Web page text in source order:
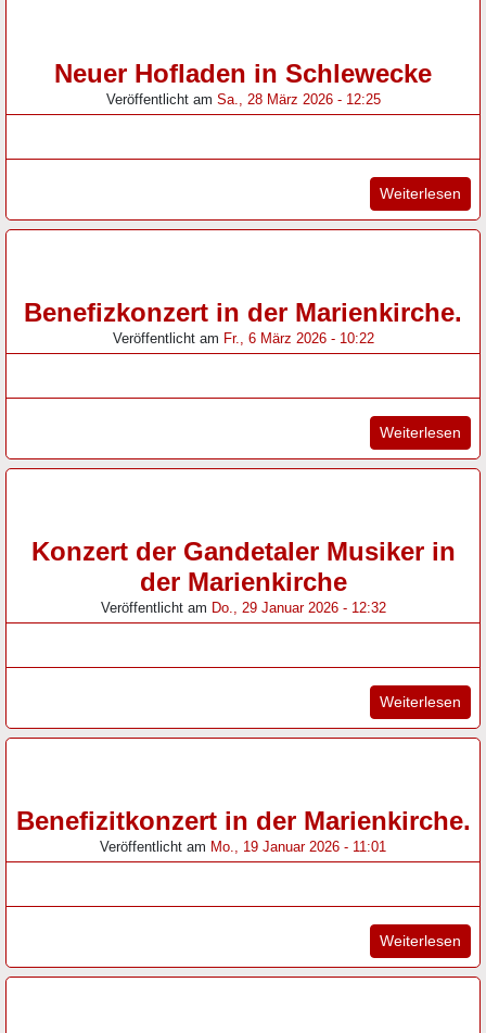
Neuer Hofladen in Schlewecke
Veröffentlicht am Sa., 28 März 2026 - 12:25
Weiterlesen
Benefizkonzert in der Marienkirche.
Veröffentlicht am Fr., 6 März 2026 - 10:22
Weiterlesen
Konzert der Gandetaler Musiker in
der Marienkirche
Veröffentlicht am Do., 29 Januar 2026 - 12:32
Weiterlesen
Benefizitkonzert in der Marienkirche.
Veröffentlicht am Mo., 19 Januar 2026 - 11:01
Weiterlesen